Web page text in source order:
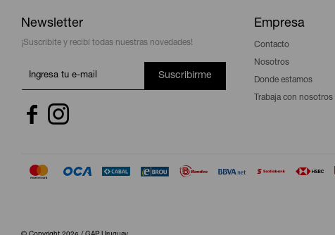
Newsletter
¡Suscribite y recibí todas nuestras novedades!
Suscribirme
 
Empresa
Contacto
Nosotros
Donde estamos
Trabaja con nosotros